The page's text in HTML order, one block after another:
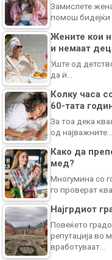
Замислете
помош бидејќи
Жените кои
и немаат
Уште од
да ѝ…
Колку часа
60-тата
За тоа дека
од најважните…
Како да
мед?
Многумина со
го проверат
Најгрдиот
Повеќето
репутација во
вработуваат…